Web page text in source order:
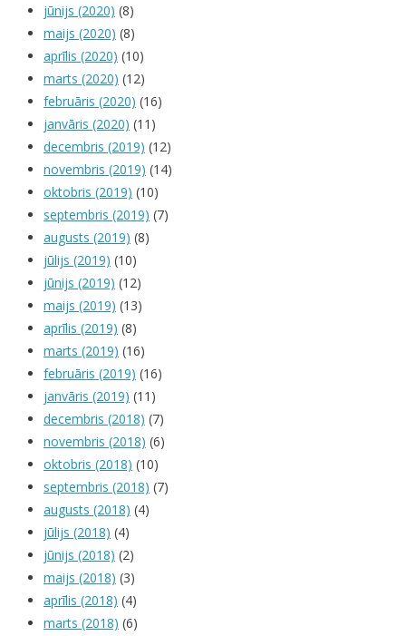
jūnijs (2020) (8)
maijs (2020) (8)
aprīlis (2020) (10)
marts (2020) (12)
februāris (2020) (16)
janvāris (2020) (11)
decembris (2019) (12)
novembris (2019) (14)
oktobris (2019) (10)
septembris (2019) (7)
augusts (2019) (8)
jūlijs (2019) (10)
jūnijs (2019) (12)
maijs (2019) (13)
aprīlis (2019) (8)
marts (2019) (16)
februāris (2019) (16)
janvāris (2019) (11)
decembris (2018) (7)
novembris (2018) (6)
oktobris (2018) (10)
septembris (2018) (7)
augusts (2018) (4)
jūlijs (2018) (4)
jūnijs (2018) (2)
maijs (2018) (3)
aprīlis (2018) (4)
marts (2018) (6)